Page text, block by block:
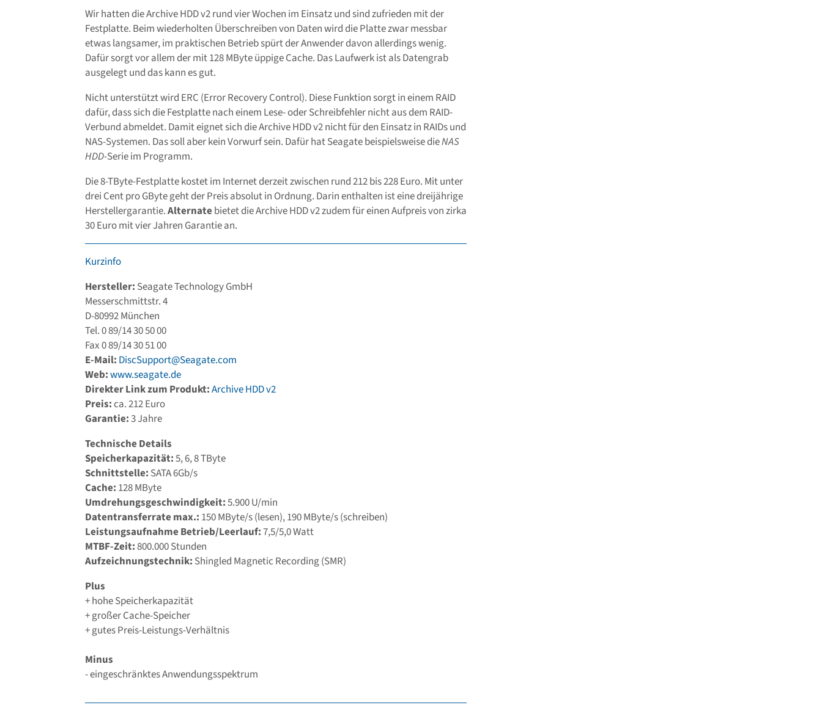
Wir hatten die Archive HDD v2 rund vier Wochen im Einsatz und sind zufrieden mit der
Festplatte. Beim wiederholten Überschreiben von Daten wird die Platte zwar messbar
etwas langsamer, im praktischen Betrieb spürt der Anwender davon allerdings wenig.
Dafür sorgt vor allem der mit 128 MByte üppige Cache. Das Laufwerk ist als Datengrab
ausgelegt und das kann es gut.
Nicht unterstützt wird ERC (Error Recovery Control). Diese Funktion sorgt in einem RAID
dafür, dass sich die Festplatte nach einem Lese- oder Schreibfehler nicht aus dem RAID-
Verbund abmeldet. Damit eignet sich die Archive HDD v2 nicht für den Einsatz in RAIDs und
NAS-Systemen. Das soll aber kein Vorwurf sein. Dafür hat Seagate beispielsweise dieNAS
HDD-Serie im Programm.
Die 8-TByte-Festplatte kostet im Internet derzeit zwischen rund 212 bis 228 Euro. Mit unter
drei Cent pro GByte geht der Preis absolut in Ordnung. Darin enthalten ist eine dreijährige
Herstellergarantie.Alternatebietet die Archive HDD v2 zudem für einen Aufpreis von zirka
30 Euro mit vier Jahren Garantie an.
Kurzinfo
Hersteller: Seagate Technology GmbH
Messerschmittstr. 4
D-80992 München
Tel. 0 89/14 30 50 00
Fax 0 89/14 30 51 00
E-Mail: DiscSupport@Seagate.com
Web:www.seagate.de
Direkter Link zum Produkt:Archive HDD v2
Preis:ca. 212 Euro
Garantie:3 Jahre
Technische Details
Speicherkapazität:5, 6, 8 TByte
Schnittstelle: SATA 6Gb/s
Cache: 128 MByte
Umdrehungsgeschwindigkeit:5.900 U/min
Datentransferrate max.: 150 MByte/s (lesen), 190 MByte/s (schreiben)
Leistungsaufnahme Betrieb/Leerlauf:7,5/5,0 Watt
MTBF-Zeit:800.000 Stunden
Aufzeichnungstechnik: Shingled Magnetic Recording (SMR)
Plus
+ hohe Speicherkapazität
+ großer Cache-Speicher
+ gutes Preis-Leistungs-Verhältnis
Minus
- eingeschränktes Anwendungsspektrum